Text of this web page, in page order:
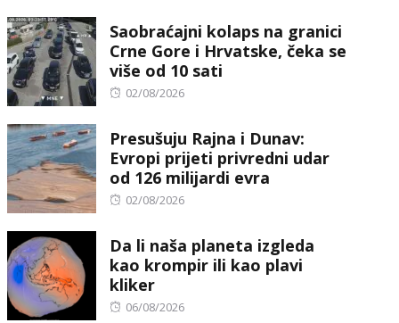
Saobraćajni kolaps na granici
Crne Gore i Hrvatske, čeka se
više od 10 sati
Posted
02/08/2026
Presušuju Rajna i Dunav:
Evropi prijeti privredni udar
od 126 milijardi evra
Posted
02/08/2026
Da li naša planeta izgleda
kao krompir ili kao plavi
kliker
Posted
06/08/2026